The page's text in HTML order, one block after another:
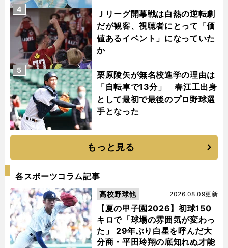
Ｊリーグ開幕戦は白熱の逆転劇
だが観客、視聴者にとって「価
値あるイベント」になっていた
か
4
栗原陵矢が無名校進学の理由は
「自転車で13分」 春江工出身
として最初で最後のプロ野球選
手となった
5
もっと見る
各スポーツコラム記事
【夏の甲子園2026】初球150
キロで「球場の雰囲気が変わっ
た」 29年ぶり白星を呼んだ大
分商・平田玲翔の底知れぬ才能
2026.08.09更新
高校野球他